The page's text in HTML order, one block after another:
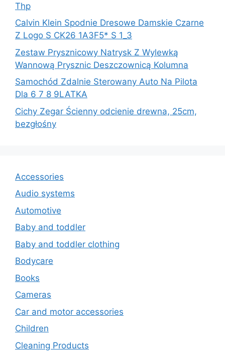
Thp
Calvin Klein Spodnie Dresowe Damskie Czarne
Z Logo S CK26 1A3F5* S 1_3
Zestaw Prysznicowy Natrysk Z Wylewką
Wannową Prysznic Deszczownicą Kolumna
Samochód Zdalnie Sterowany Auto Na Pilota
Dla 6 7 8 9LATKA
Cichy Zegar Ścienny odcienie drewna, 25cm,
bezgłośny
Accessories
Audio systems
Automotive
Baby and toddler
Baby and toddler clothing
Bodycare
Books
Cameras
Car and motor accessories
Children
Cleaning Products